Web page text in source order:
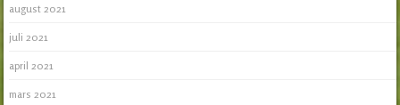
august 2021
juli 2021
april 2021
mars 2021